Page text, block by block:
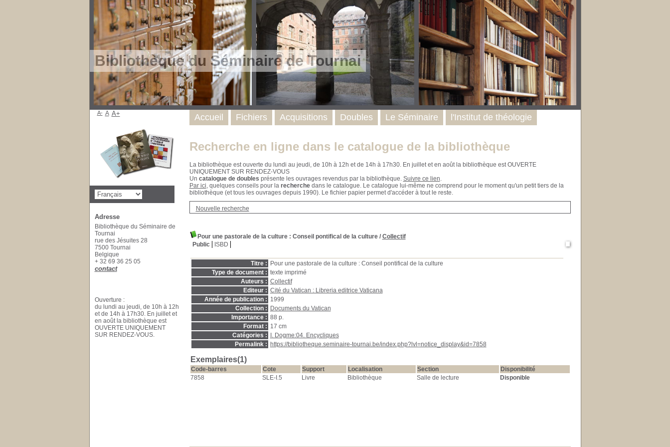
Bibliothèque du Séminaire de Tournai
Recherche en ligne dans le catalogue de la bibliothèque
La bibliothèque est ouverte du lundi au jeudi, de 10h à 12h et de 14h à 17h30. En juillet et en août la bibliothèque est OUVERTE
UNIQUEMENT SUR RENDEZ-VOUS
Un catalogue de doubles présente les ouvrages revendus par la bibliothèque. Suivre ce lien.
Par ici, quelques conseils pour la recherchedans le catalogue. Le catalogue lui-même ne comprend pour le moment qu'un petit tiers de la
bibliothèque (et tous les ouvrages depuis 1990). Le fichier papier permet d'accéder à tout le reste.
Nouvelle recherche
Pour une pastorale de la culture: Conseil pontifical de la culture/ Collectif
Public
ISBD
Titre :
Pour une pastorale de la culture : Conseil pontifical de la culture
Type de document : texte imprimé
Auteurs : Collectif
Editeur : Cité du Vatican : Libreria editrice Vaticana
Année de publication : 1999
Collection :
Documents du Vatican
Importance : 88 p.
Format : 17 cm
Catégories :
I. Dogme:04. Encycliques
Permalink :
https://bibliotheque.seminaire-tournai.be/index.php?lvl=notice_display&id=7858
Exemplaires(1)
Code-barres Cote Support Localisation Section
Disponibilité
7858
SLE-I.5 Livre Bibliothèque Salle de lecture Disponible
Accueil Fichiers Acquisitions Doubles Le Séminaire l'Institut de théologie
A- A A+
Adresse
Bibliothèque du Séminaire de
Tournai
rue des Jésuites 28
7500 Tournai
Belgique
+ 32 69 36 25 05
contact
Ouverture :
du lundi au jeudi, de 10h à 12h
et de 14h à 17h30. En juillet et
en août la bibliothèque est
OUVERTE UNIQUEMENT
SUR RENDEZ-VOUS.